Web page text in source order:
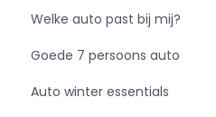
Welke auto past bij mij?
Goede 7 persoons auto
Auto winter essentials